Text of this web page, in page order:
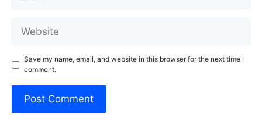
Website
Save my name, email, and website in this browser for the next time I
comment.